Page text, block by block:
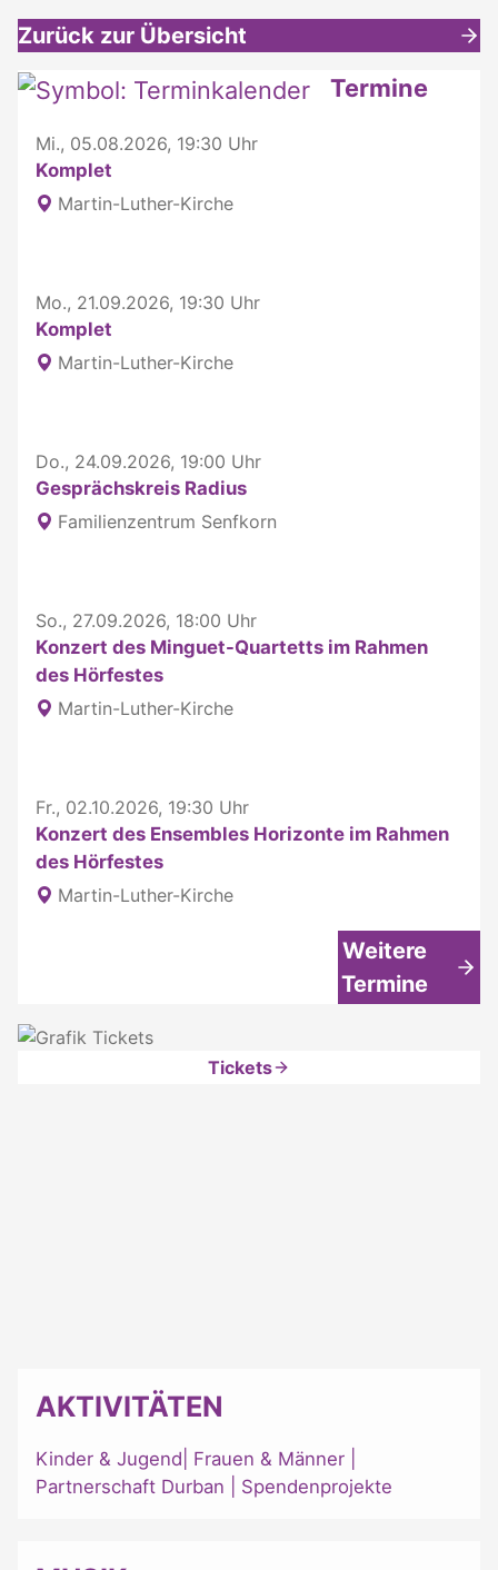
Zurück zur Übersicht
Weitere interessante Inhalte Termine
Mi., 05.08.2026, 19:30 Uhr
Komplet
Martin-Luther-Kirche
Mo., 21.09.2026, 19:30 Uhr
Komplet
Martin-Luther-Kirche
Do., 24.09.2026, 19:00 Uhr
Gesprächskreis Radius
Familienzentrum Senfkorn
So., 27.09.2026, 18:00 Uhr
Konzert des Minguet-Quartetts im Rahmen
des Hörfestes
Martin-Luther-Kirche
Fr., 02.10.2026, 19:30 Uhr
Konzert des Ensembles Horizonte im Rahmen
des Hörfestes
Martin-Luther-Kirche
Weitere
Termine
Tickets
AKTIVITÄTEN
Kinder & Jugend Frauen & Männer
Partnerschaft Durban
Spendenprojekte